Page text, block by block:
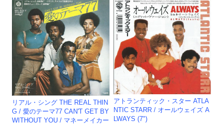
リアル・シング THE REAL THIN
G / 愛のテーマ77 CAN'T GET BY
WITHOUT YOU / マネーメイカー
アトランティック・スター ATLA
NTIC STARR / オールウェイズ A
LWAYS (7")